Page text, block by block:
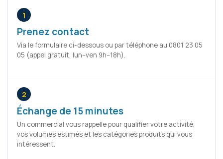
1
Prenez contact
Via le formulaire ci-dessous ou par téléphone au 0801 23 05
05 (appel gratuit, lun–ven 9h–18h).
2
Échange de 15 minutes
Un commercial vous rappelle pour qualifier votre activité,
vos volumes estimés et les catégories produits qui vous
intéressent.